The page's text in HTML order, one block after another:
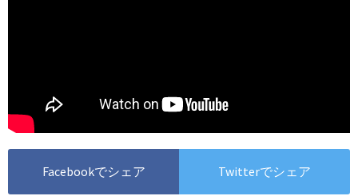
Facebookでシェア Twitterでシェア